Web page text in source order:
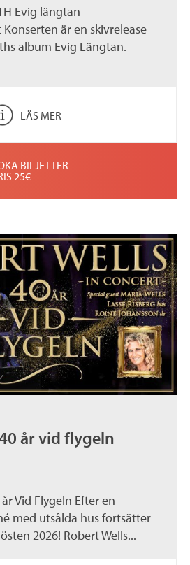
Evig längtan -
är en skivrelease
album Evig Längtan.
LÄS MER
BILJETTER
25€
år vid flygeln
år Vid Flygeln Efter en
med utsålda hus fortsätter
2026! Robert Wells...